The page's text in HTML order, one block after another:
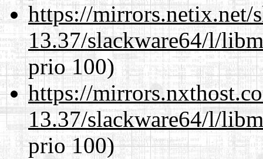
https://mirrors.netix.net/
13.37/slackware64/l/
prio 100)
https://
13.37/slackware64/l/
prio 100)